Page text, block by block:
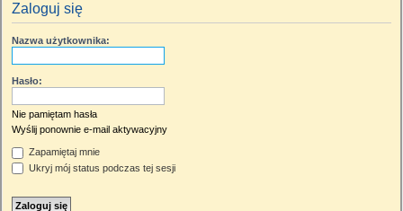
Zaloguj się
Nazwa użytkownika:
Hasło:
Nie pamiętam hasła
Wyślij ponownie e-mail aktywacyjny
Zapamiętaj mnie
Ukryj mój status podczas tej sesji